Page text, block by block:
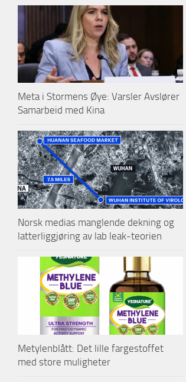
Meta i Stormens Øye: Varsler Avslører
Samarbeid med Kina
Norsk medias manglende dekning og
latterliggjøring av lab leak-teorien
Metylenblått: Det lille fargestoffet
med store muligheter